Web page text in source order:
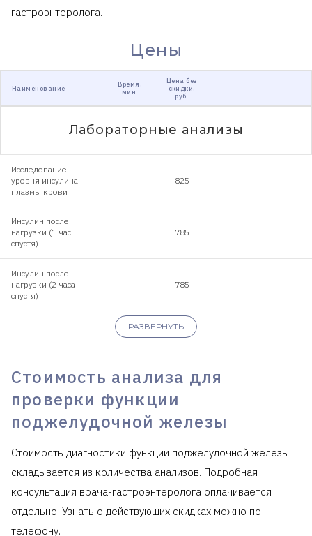
гастроэнтеролога.
Цены
Наименование
Время,
мин.
Цена без
скидки,
руб.
Лабораторные анализы
Исследование
уровня инсулина
плазмы крови
825
Инсулин после
нагрузки (1 час
спустя)
785
Инсулин после
нагрузки (2 часа
спустя)
785
670
С-пептид после
спустя)
С-пептид после
спустя)
уровня гастрина
1035
Проинсулин
РАЗВЕРНУТЬ
Стоимость анализа для
проверки функции
поджелудочной железы
Стоимость диагностики функции поджелудочной железы
складывается из количества анализов. Подробная
консультация врача-гастроэнтеролога оплачивается
отдельно. Узнать о действующих скидках можно по
телефону.